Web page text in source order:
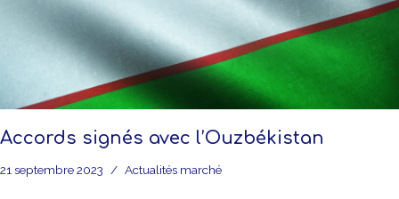
Accords signés avec l’Ouzbékistan
21 septembre 2023 Actualités marché